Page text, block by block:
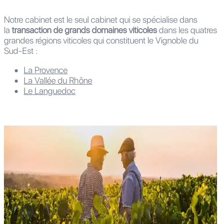
Notre cabinet est le seul cabinet qui se spécialise dans
la transaction de grands domaines viticolesdans les quatres
grandes régions viticoles qui constituent le Vignoble du
Sud-Est :
La Provence
La Vallée du Rhône
Le Languedoc